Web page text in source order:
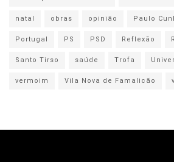
natal
obras opinião Paulo
Portugal
PS PSD Reflexão
Santo Tirso
saúde Trofa
vermoim
Vila Nova de Famalicão